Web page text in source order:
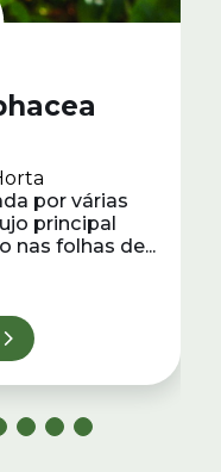
por várias
principal
nas folhas de...